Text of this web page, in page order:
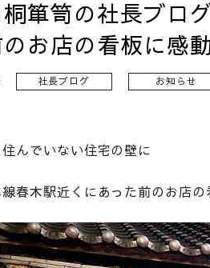
箪笥の社長ブロ
お店の看板に感
社長ブログ お知らせ
んでいない住宅の壁に
春木駅近くにあった前のお店